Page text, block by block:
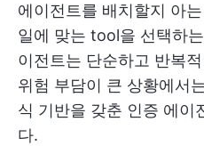
에이전트를 배치할지 아
일에 맞는 tool을 선택하
이전트는 단순하고 반복
위험 부담이 큰 상황에서
식 기반을 갖춘 인증 에이
다.